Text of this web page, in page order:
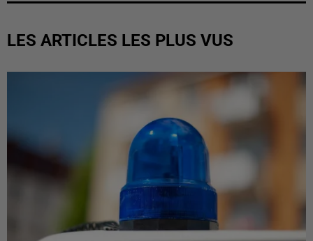
LES ARTICLES LES PLUS VUS